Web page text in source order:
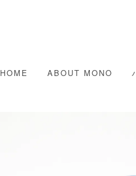
HOME ABOUT MONO